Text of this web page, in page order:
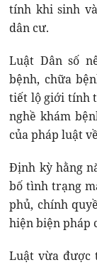
tính khi sinh
dân cư.
Luật Dân số
bệnh, chữa
tiết lộ giới tính
nghề khám
của pháp luật
Định kỳ hằng
bố tình trạng
phủ, chính
hiện biện pháp
Luật vừa được